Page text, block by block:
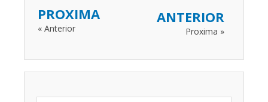
PROXIMA
« Anterior
ANTERIOR
Proxima »